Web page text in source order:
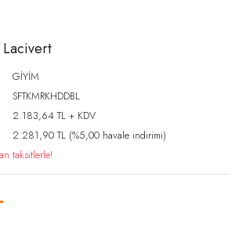
GİYİM
SFTKMRKHDDBL
2.183,64 TL + KDV
2.281,90 TL (%5,00 havale indirimi)
taksitlerle!